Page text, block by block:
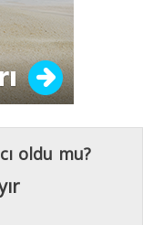
oldu mu?